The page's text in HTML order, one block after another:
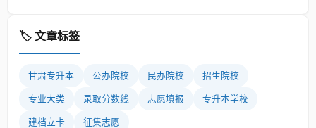
🏷️ 文章标签
甘肃专升本 公办院校 民办院校 招生院校
专业大类 录取分数线 志愿填报 专升本学校
建档立卡 征集志愿